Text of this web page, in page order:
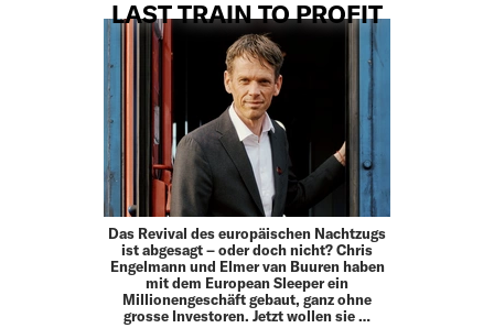
LAST TRAIN TO PROFIT
Das Revival des europäischen Nachtzugs
ist abgesagt – oder doch nicht? Chris
Engelmann und Elmer van Buuren haben
mit dem European Sleeper ein
Millionengeschäft gebaut, ganz ohne
grosse Investoren. Jetzt wollen sie …